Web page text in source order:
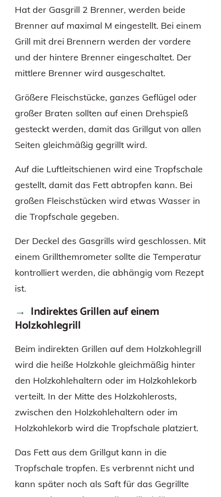
Hat der Gasgrill 2 Brenner, werden beide
Brenner auf maximal M eingestellt. Bei einem
Grill mit drei Brennern werden der vordere
und der hintere Brenner eingeschaltet. Der
mittlere Brenner wird ausgeschaltet.
Größere Fleischstücke, ganzes Geflügel oder
großer Braten sollten auf einen Drehspieß
gesteckt werden, damit das Grillgut von allen
Seiten gleichmäßig gegrillt wird.
Auf die Luftleitschienen wird eine Tropfschale
gestellt, damit das Fett abtropfen kann. Bei
großen Fleischstücken wird etwas Wasser in
die Tropfschale gegeben.
Der Deckel des Gasgrills wird geschlossen. Mit
einem Grillthemrometer sollte die Temperatur
kontrolliert werden, die abhängig vom Rezept
ist.
Indirektes Grillen auf einem
Holzkohlegrill
Beim indirekten Grillen auf dem Holzkohlegrill
wird die heiße Holzkohle gleichmäßig hinter
den Holzkohlehaltern oder im Holzkohlekorb
verteilt. In der Mitte des Holzkohlerosts,
zwischen den Holzkohlehaltern oder im
Holzkohlekorb wird die Tropfschale platziert.
Das Fett aus dem Grillgut kann in die
Tropfschale tropfen. Es verbrennt nicht und
kann später noch als Saft für das Gegrillte